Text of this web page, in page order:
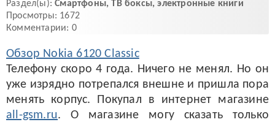
Раздел(ы):Смартфоны, ТВ боксы, электронные книги
Просмотры: 1672
Комментарии: 0
Обзор Nokia 6120 Classic
Телефону скоро 4 года. Ничего не менял. Но он
уже изрядно потрепался внешне и пришла пора
менять корпус. Покупал в интернет магазине
all-gsm.ru. О магазине могу сказать только